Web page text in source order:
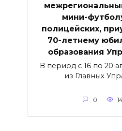
мини-
полицейских,
70-летнему
образования
В период с 16 по 20
из Главных
0